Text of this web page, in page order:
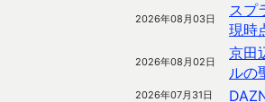
2026年08月03日
スプ
現時
2026年08月02日
京田
ルの
2026年07月31日